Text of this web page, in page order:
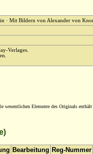
· Mit Bildern von Alexander von
Verlages.
Elemente des Originals
Bearbeitung Reg-Nummer